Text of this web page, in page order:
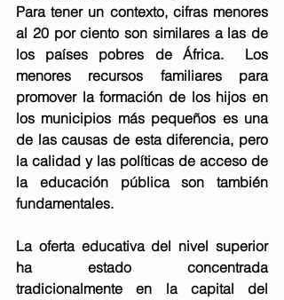
Para tener un contexto, cifras menores
al 20 por ciento son similares a las de
los países pobres de África.  Los
menores recursos familiares para
promover la formación de los hijos en
los municipios más pequeños es una
de las causas de esta diferencia, pero
la calidad y las políticas de acceso de
la educación pública son también
fundamentales.
La oferta educativa del nivel superior
ha estado concentrada
tradicionalmente en la capital del